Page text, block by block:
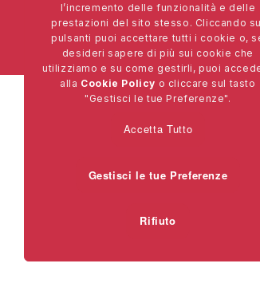
un progetto di
l’incremento delle funzionalità e delle
prestazioni del sito stesso. Cliccando
pulsanti puoi accettare tutti i cookie o,
desideri sapere di più sui cookie che
utilizziamo e su come gestirli, puoi
alla Cookie Policy o cliccare sul tasto
"Gestisci le tue Preferenze".
Accetta Tutto
Gestisci le tue Preferenze
Rifiuto